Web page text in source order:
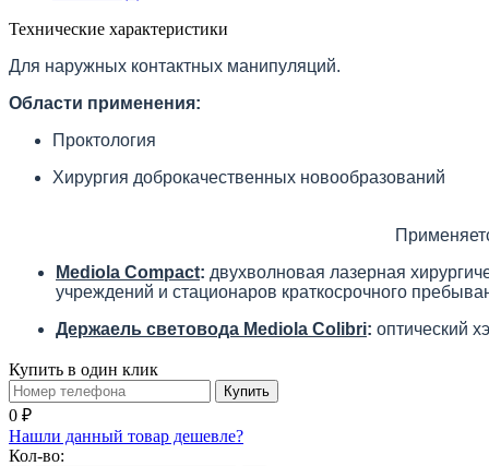
Технические характеристики
Для наружных контактных манипуляций.
Области применения:
Проктология
Хирургия доброкачественных новообразований
Mediola Compact: двухволновая лазерная
учреждений и стационаров краткосрочного
Держаель световода Mediola Colibri: оптический
Купить в один клик
Купить
0 ₽
Нашли данный товар дешевле?
Кол-во: